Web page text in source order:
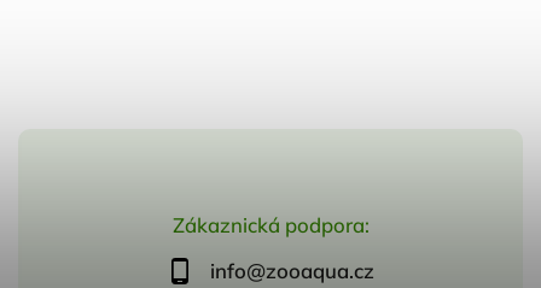
Zákaznická podpora:
info@zooaqua.cz